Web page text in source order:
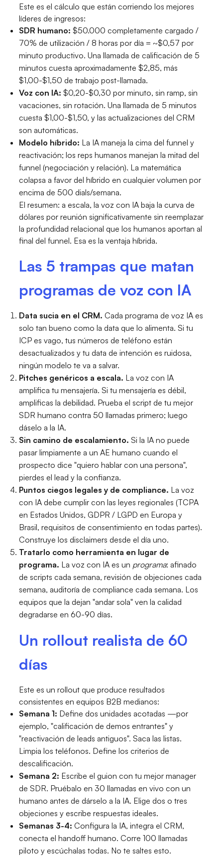
Este es el cálculo que están corriendo los mejores
líderes de ingresos:
SDR humano: $50.000 completamente cargado /
70% de utilización / 8 horas por día = ~$0,57 por
minuto productivo. Una llamada de calificación de 5
minutos cuesta aproximadamente $2,85, más
$1,00-$1,50 de trabajo post-llamada.
Voz con IA: $0,20-$0,30 por minuto, sin ramp, sin
vacaciones, sin rotación. Una llamada de 5 minutos
cuesta $1,00-$1,50, y las actualizaciones del CRM
son automáticas.
Modelo híbrido: La IA maneja la cima del funnel y
reactivación; los reps humanos manejan la mitad del
funnel (negociación y relación). La matemática
colapsa a favor del híbrido en cualquier volumen por
encima de 500 dials/semana.
El resumen: a escala, la voz con IA baja la curva de
dólares por reunión significativamente sin reemplazar
la profundidad relacional que los humanos aportan al
final del funnel. Esa es la ventaja híbrida.
Las 5 trampas que matan
programas de voz con IA
Data sucia en el CRM. Cada programa de voz IA es
solo tan bueno como la data que lo alimenta. Si tu
ICP es vago, tus números de teléfono están
desactualizados y tu data de intención es ruidosa,
ningún modelo te va a salvar.
Pitches genéricos a escala. La voz con IA
amplifica tu mensajería. Si tu mensajería es débil,
amplificas la debilidad. Prueba el script de tu mejor
SDR humano contra 50 llamadas primero; luego
dáselo a la IA.
Sin camino de escalamiento. Si la IA no puede
pasar limpiamente a un AE humano cuando el
prospecto dice "quiero hablar con una persona",
pierdes el lead y la confianza.
Puntos ciegos legales y de compliance. La voz
con IA debe cumplir con las leyes regionales (TCPA
en Estados Unidos, GDPR / LGPD en Europa y
Brasil, requisitos de consentimiento en todas partes).
Construye los disclaimers desde el día uno.
Tratarlo como herramienta en lugar de
programa. La voz con IA es un programa: afinado
de scripts cada semana, revisión de objeciones cada
semana, auditoría de compliance cada semana. Los
equipos que la dejan "andar sola" ven la calidad
degradarse en 60-90 días.
Un rollout realista de 60
días
Este es un rollout que produce resultados
consistentes en equipos B2B medianos:
Semana 1: Define dos unidades acotadas —por
ejemplo, "calificación de demos entrantes" y
"reactivación de leads antiguos". Saca las listas.
Limpia los teléfonos. Define los criterios de
descalificación.
Semana 2: Escribe el guion con tu mejor manager
de SDR. Pruébalo en 30 llamadas en vivo con un
humano antes de dárselo a la IA. Elige dos o tres
objeciones y escribe respuestas ideales.
Semanas 3-4: Configura la IA, integra el CRM,
conecta el handoff humano. Corre 100 llamadas
piloto y escúchalas todas. No te saltes esto.